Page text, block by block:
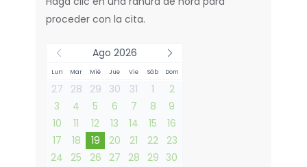
proceder con la cita.
Ago 2026
Lun Mar Mié Jue Vie Sáb Dom
27 28 29 30 31 1
2
3
4 5 6 7 8
9
10
11 12 13 14 15
16
17
18 19 20 21 22
23
24
25 26 27 28 29 30